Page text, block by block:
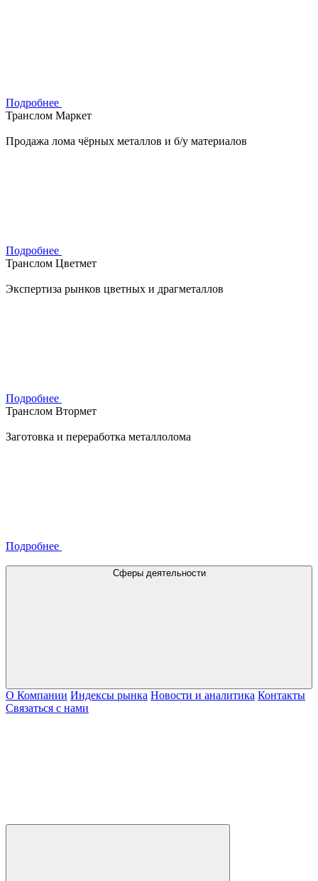
Подробнее
Транслом Маркет
Продажа лома чёрных металлов и б/у материалов
Подробнее
Транслом Цветмет
Экспертиза рынков цветных и драгметаллов
Подробнее
Транслом Втормет
Заготовка и переработка металлолома
Подробнее
Сферы деятельности
О Компании Индексы рынка Новости и аналитика Контакты
Связаться с нами